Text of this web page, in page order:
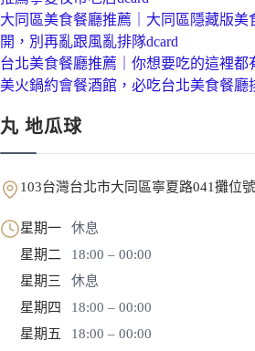
大同區美食餐廳推薦｜大同區隱藏版美
開，別再亂跟風亂排隊dcard
台北美食餐廳推薦｜你想要吃的這裡都
美火鍋約會餐酒館，必吃台北美食餐廳
丸 地瓜球
103台灣台北市大同區寧夏路041攤位號
星期一
休息
星期二
18:00 – 00:00
星期三
休息
星期四
18:00 – 00:00
星期五
18:00 – 00:00